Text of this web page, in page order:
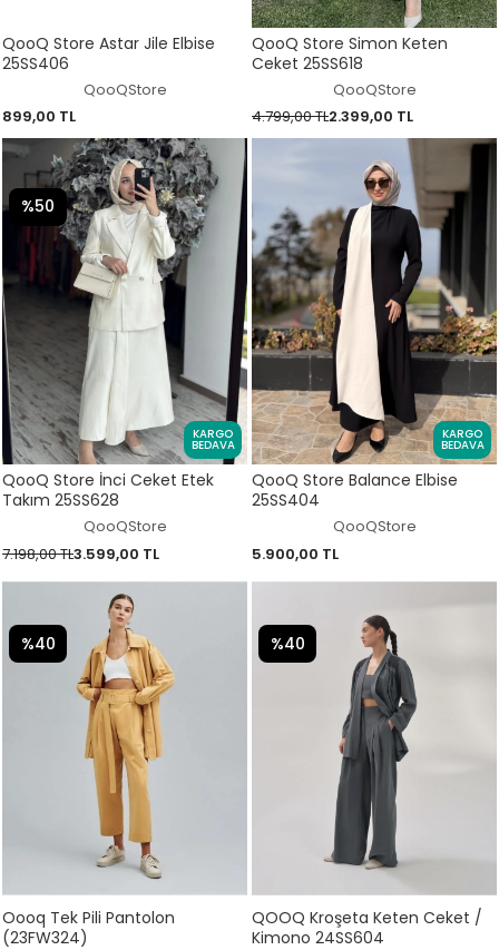
QooQ Store Astar Jile Elbise
25SS406
QooQStore
899,00 TL
QooQ Store Simon Keten
Ceket 25SS618
QooQStore
4.799,00 TL2.399,00 TL
KARGO
BEDAVA
QooQ Store İnci Ceket Etek
Takım 25SS628
QooQStore
7.198,00 TL3.599,00 TL
%50
KARGO
BEDAVA
QooQ Store Balance Elbise
25SS404
QooQStore
5.900,00 TL
Oooq Tek Pili Pantolon
(23FW324)
%40
QOOQ Kroşeta Keten Ceket /
Kimono 24SS604
%40